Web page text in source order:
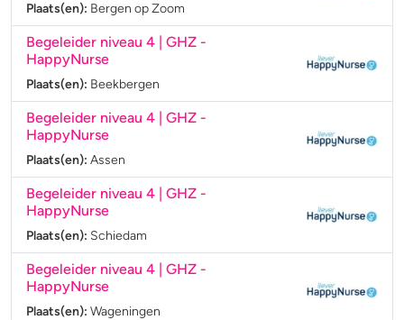
Plaats(en): Bergen op Zoom
Begeleider niveau 4 | GHZ -
HappyNurse
Plaats(en): Beekbergen
Begeleider niveau 4 | GHZ -
HappyNurse
Plaats(en): Assen
Begeleider niveau 4 | GHZ -
HappyNurse
Plaats(en): Schiedam
Begeleider niveau 4 | GHZ -
HappyNurse
Plaats(en): Wageningen